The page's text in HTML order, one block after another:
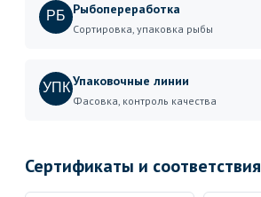
РБ Рыбопереработка
Сортировка, упаковка рыбы
УПКУпаковочные линии
Фасовка, контроль качества
Сертификаты и соответствия